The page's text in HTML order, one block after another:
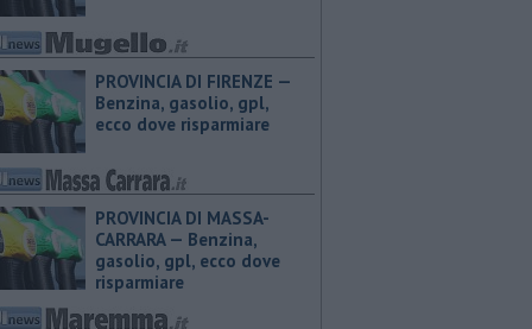
PROVINCIA DI FIRENZE — ​
Benzina, gasolio, gpl,
ecco dove risparmiare
PROVINCIA DI MASSA-
CARRARA — ​Benzina,
gasolio, gpl, ecco dove
risparmiare